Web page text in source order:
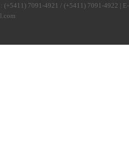
(+5411) 7091-4921 / (+5411) 7091-4922 |